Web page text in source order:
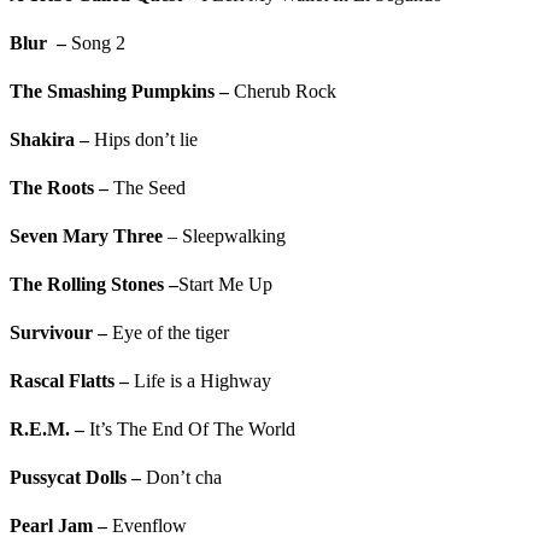
Blur – Song 2
The Smashing Pumpkins –Cherub Rock
Shakira –Hips don’t lie
The Roots –The Seed
Seven Mary Three – Sleepwalking
The Rolling Stones –Start Me Up
Survivour –Eye of the tiger
Rascal Flatts –Life is a Highway
R.E.M. –It’s The End Of The World
Pussycat Dolls –Don’t cha
Pearl Jam –Evenflow